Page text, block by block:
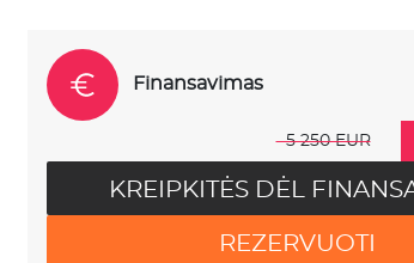
Finansavimas
5 250 EUR
KREIPKITĖS DĖL
REZERVUOTI